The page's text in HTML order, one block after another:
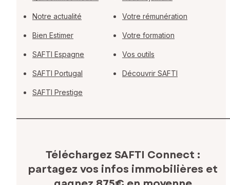
Notre actualité
Bien Estimer
SAFTI Espagne
SAFTI Portugal
SAFTI Prestige
Votre rémunération
Votre formation
Vos outils
Découvrir SAFTI
Téléchargez SAFTI Connect :
partagez vos infos immobilières et